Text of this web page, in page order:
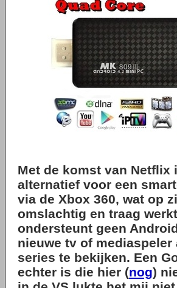
Met de komst van Netflix
alternatief voor een
via de Xbox 360, wat op
omslachtig en traag
ondersteunt geen
nieuwe tv of
series te bekijken. Een
echter is die hier (nog)